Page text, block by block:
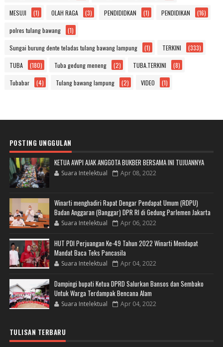
MESUJI (1) OLAH RAGA (3) PENDIDIDKAN (1) PENDIDIKAN (16)
polres tulang bawang (1)
Sungai burung dente teladas tulang bawang lampung (1) TERKINI (333)
TUBA (180) Tuba gedung meneng (2) TUBA.TERKINI (8)
Tubabar (4) Tulang bawang lampung (2) VIDEO (1)
POSTING UNGGULAN
KETUA AWPI AJAK ANGGOTA BUKBER BERSAMA INI TUJUANNYA
Suara Intelektual Apr 08, 2022
Winarti menghadiri Rapat Dengar Pendapat Umum (RDPU)
Badan Anggaran (Banggar) DPR RI di Gedung Parlemen Jakarta
Suara Intelektual Apr 06, 2022
HUT PDI Perjuangan Ke-49 Tahun 2022 Winarti Mendapat
Mandat Baca Teks Pancasila
Suara Intelektual Apr 04, 2022
Dampingi bupati Ketua DPRD Salurkan Bansos dan Sembako
Untuk Warga Terdampak Bencana Alam
Suara Intelektual Apr 04, 2022
TULISAN TERBARU